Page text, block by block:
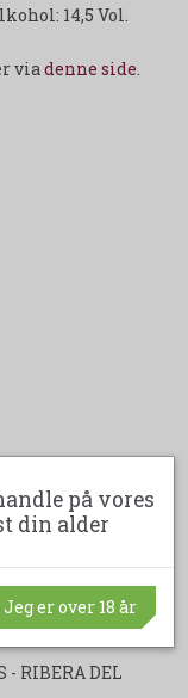
14,5 Vol.
viadenne side.
- RIBERA DEL
på vores
din alder
Jeg er over 18 år